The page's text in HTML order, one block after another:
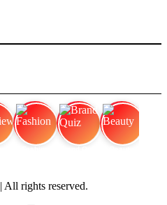
| All rights reserved.